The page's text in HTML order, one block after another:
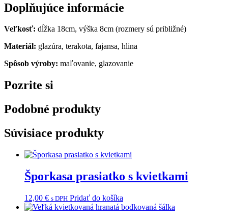
Doplňujúce informácie
Veľkosť: dĺžka 18cm, výška 8cm (rozmery sú približné)
Materiál: glazúra, terakota, fajansa, hlina
Spôsob výroby: maľovanie, glazovanie
Pozrite si
Podobné produkty
Súvisiace produkty
Šporkasa prasiatko s kvietkami
12,00 € s DPH Pridať do košíka